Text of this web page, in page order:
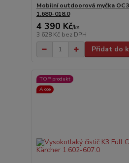
Mobilní outdoorová myčka
1.680-018.0
4 390 Kč/ks
3 628 Kč bez DPH
Přidat do
TOP produkt
Akce